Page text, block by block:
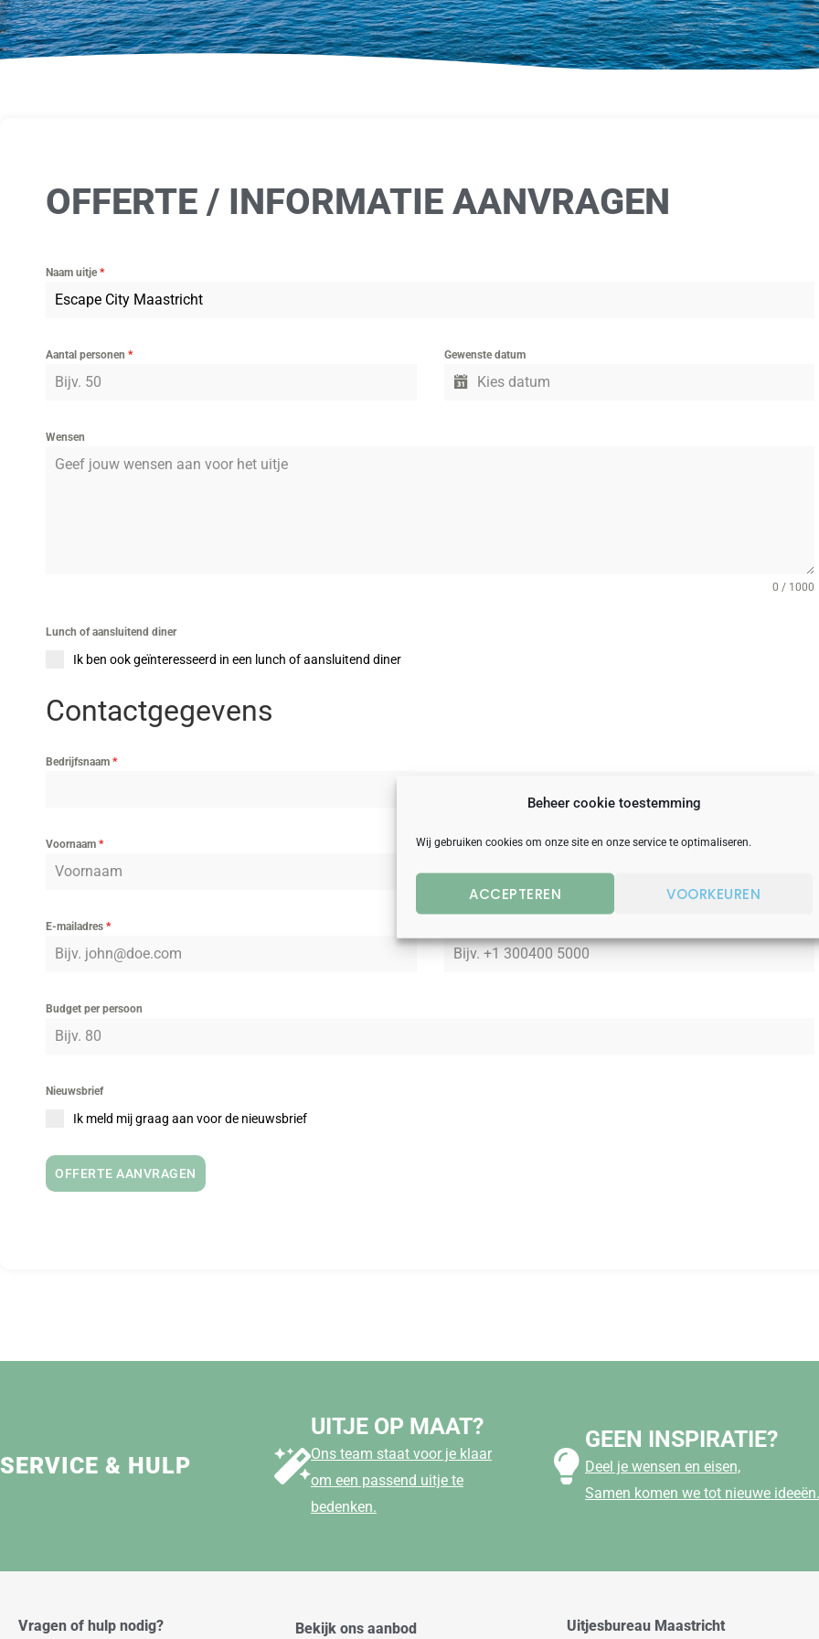
Beheer cookie toestemming
Wij gebruiken cookies om onze site en onze service te optimaliseren.
ACCEPTEREN VOORKEUREN
OFFERTE / INFORMATIE AANVRAGEN
Naam uitje*
Aantal personen * Gewenste datum
Wensen
0 / 1000
Lunch of aansluitend diner
Ik ben ook geïnteresseerd in een lunch of aansluitend diner
Contactgegevens
Bedrijfsnaam *
Voornaam * Achternaam*
E-mailadres *
Budget per persoon
Nieuwsbrief
Ik meld mij graag aan voor de nieuwsbrief
OFFERTE AANVRAGEN
SERVICE & HULP
UITJE OP MAAT?
Ons team staat voor je klaar
om een passend uitje te
bedenken.
GEEN INSPIRATIE?
Deel je wensen en eisen,
Samen komen we tot nieuwe ideeën.
Vragen of hulp nodig?
Bekijk ons aanbod
Uitjesbureau Maastricht